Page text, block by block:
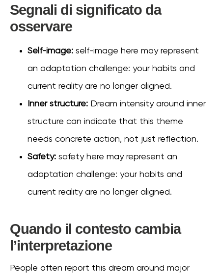
Segnali di significato da
osservare
Self-image: self-image here may represent
an adaptation challenge: your habits and
current reality are no longer aligned.
Inner structure: Dream intensity around inner
structure can indicate that this theme
needs concrete action, not just reflection.
Safety: safety here may represent an
adaptation challenge: your habits and
current reality are no longer aligned.
Quando il contesto cambia
l’interpretazione
People often report this dream around major